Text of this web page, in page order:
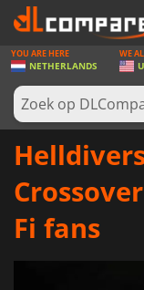
SPELLEN
GAME CARDS
SOFTWARE
YOU ARE HERE
NETHERLANDS
WE
Fi fans